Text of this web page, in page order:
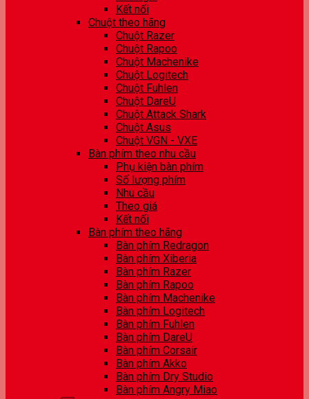
Kết nối
Chuột theo hãng
Chuột Razer
Chuột Rapoo
Chuột Machenike
Chuột Logitech
Chuột Fuhlen
Chuột DareU
Chuột Attack Shark
Chuột Asus
Chuột VGN - VXE
Bàn phím theo nhu cầu
Phụ kiện bàn phím
Số lượng phím
Nhu cầu
Theo giá
Kết nối
Bàn phím theo hãng
Bàn phím Redragon
Bàn phím Xiberia
Bàn phím Razer
Bàn phím Rapoo
Bàn phím Machenike
Bàn phím Logitech
Bàn phím Fuhlen
Bàn phím DareU
Bàn phím Corsair
Bàn phím Akko
Bàn phím Dry Studio
Bàn phím Angry Miao